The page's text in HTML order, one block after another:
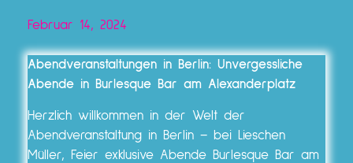
Februar 14, 2024
Abendveranstaltungen in Berlin: Unvergessliche
Abende in Burlesque Bar am Alexanderplatz
Herzlich willkommen in der Welt der
Abendveranstaltung in Berlin – bei Lieschen
Müller, Feier exklusive Abende Burlesque Bar am